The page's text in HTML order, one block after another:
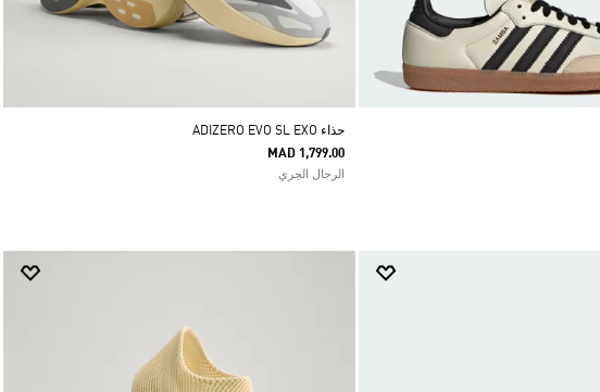
حذاء ADIZERO EVO SL EXO
MAD 1,799.00
الرجال الجري